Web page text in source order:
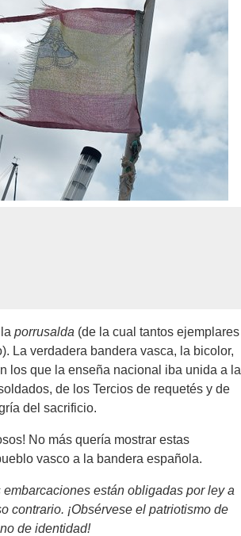
porrusalda (de la cual tantos ejemplares
La verdadera bandera vasca, la bicolor,
los que la enseña nacional iba unida a la
de los Tercios de requetés y de
del sacrificio.
No más quería mostrar estas
vasco a la bandera española.
están obligadas por ley a
contrario. ¡Obsérvese el patriotismo de
de identidad!